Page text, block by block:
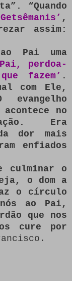
“Quando
,
assim:
Pai uma
perdoa-
fazem’ .
com Ele,
no
Era
dor mais
enfiados
culminar o
o dom a
o círculo
ao Pai,
que nos
cure por